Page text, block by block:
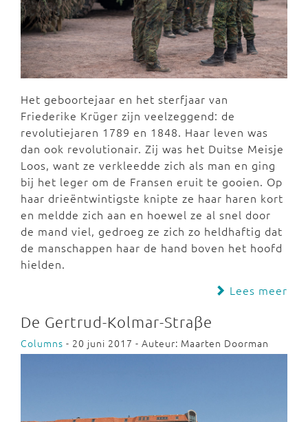
Het geboortejaar en het sterfjaar van
Friederike Krüger zijn veelzeggend: de
revolutiejaren 1789 en 1848. Haar leven was
dan ook revolutionair. Zij was het Duitse Meisje
Loos, want ze verkleedde zich als man en ging
bij het leger om de Fransen eruit te gooien. Op
haar drieëntwintigste knipte ze haar haren kort
en meldde zich aan en hoewel ze al snel door
de mand viel, gedroeg ze zich zo heldhaftig dat
de manschappen haar de hand boven het hoofd
hielden.
Lees meer
De Gertrud-Kolmar-Straβe
Columns - 20 juni 2017 - Auteur: Maarten Doorman